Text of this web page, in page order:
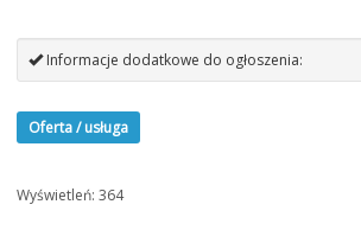
Informacje dodatkowe do ogłoszenia:
Oferta / usługa
Wyświetleń: 364